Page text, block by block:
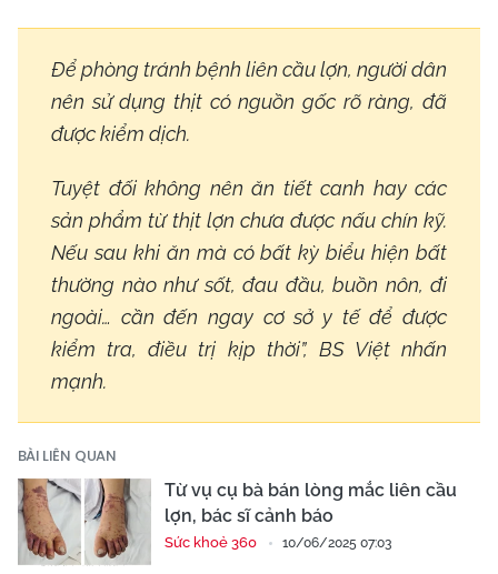
Để phòng tránh bệnh liên cầu lợn, người dân
nên sử dụng thịt có nguồn gốc rõ ràng, đã
được kiểm dịch.
Tuyệt đối không nên ăn tiết canh hay các
sản phẩm từ thịt lợn chưa được nấu chín kỹ.
Nếu sau khi ăn mà có bất kỳ biểu hiện bất
thường nào như sốt, đau đầu, buồn nôn, đi
ngoài… cần đến ngay cơ sở y tế để được
kiểm tra, điều trị kịp thời”, BS Việt nhấn
mạnh.
BÀI LIÊN QUAN
Từ vụ cụ bà bán lòng mắc liên cầu
lợn, bác sĩ cảnh báo
Sức khoẻ 360 10/06/2025 07:03